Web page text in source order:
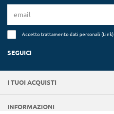
Accetto trattamento dati personali (Link)
SEGUICI
I TUOI ACQUISTI
INFORMAZIONI